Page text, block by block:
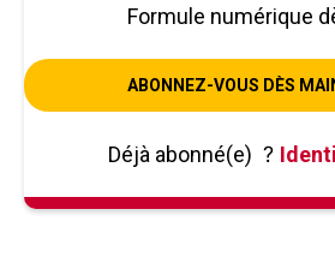
Formule numérique
ABONNEZ-VOUS DÈS
Déjà abonné(e) ?